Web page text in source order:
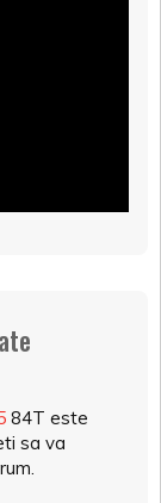
84T este
sa va